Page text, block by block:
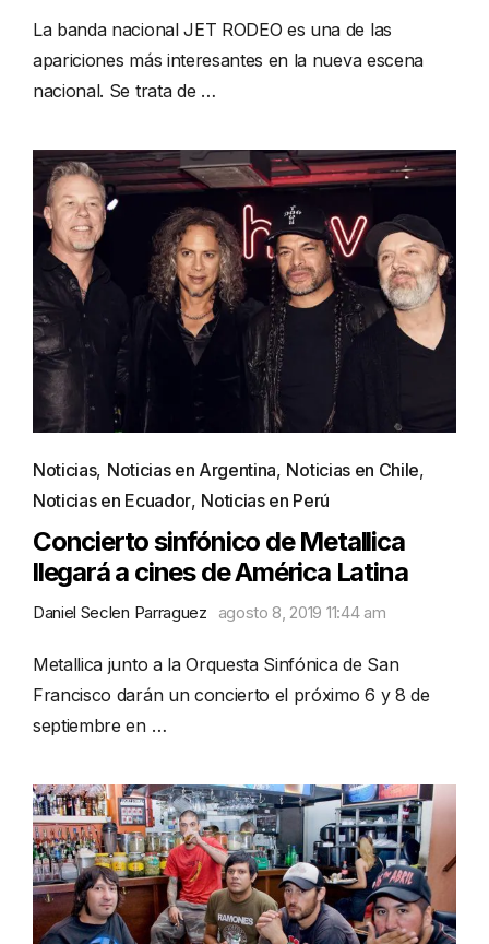
La banda nacional JET RODEO es una de las
apariciones más interesantes en la nueva escena
nacional. Se trata de …
Noticias, Noticias en Argentina, Noticias en Chile,
Noticias en Ecuador, Noticias en Perú
Concierto sinfónico de Metallica
llegará a cines de América Latina
Daniel Seclen Parraguez agosto 8, 2019 11:44 am
Metallica junto a la Orquesta Sinfónica de San
Francisco darán un concierto el próximo 6 y 8 de
septiembre en …